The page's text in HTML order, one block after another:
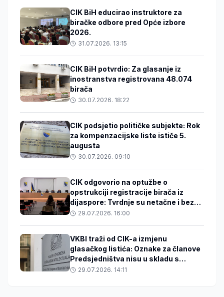
CIK BiH educirao instruktore za
biračke odbore pred Opće izbore
2026.
31.07.2026. 13:15
CIK BiH potvrdio: Za glasanje iz
inostranstva registrovana 48.074
birača
30.07.2026. 18:22
CIK podsjetio političke subjekte: Rok
za kompenzacijske liste ističe 5.
augusta
30.07.2026. 09:10
CIK odgovorio na optužbe o
opstrukciji registracije birača iz
dijaspore: Tvrdnje su netačne i bez
dokaza
29.07.2026. 16:00
VKBI traži od CIK-a izmjenu
glasačkog listića: Oznake za članove
Predsjedništva nisu u skladu s
Ustavom BiH
29.07.2026. 14:11